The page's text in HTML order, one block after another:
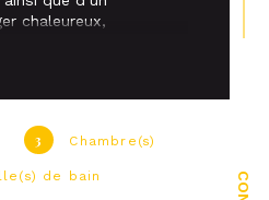
3 Chambre(s)
de bain
chaleureux,
dessert trois chambres
avec WC. Attenant
et une